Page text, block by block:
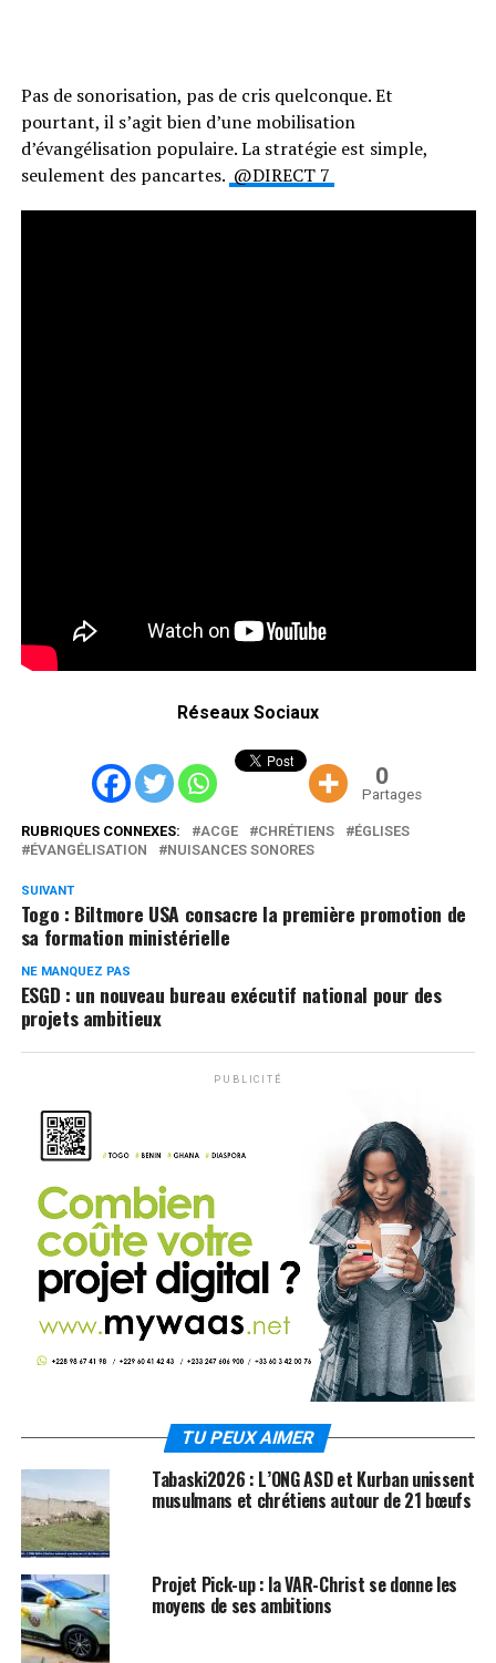
Pas de sonorisation, pas de cris quelconque. Et
pourtant, il s’agit bien d’une mobilisation
d’évangélisation populaire. La stratégie est simple,
seulement des pancartes. @DIRECT 7
Réseaux Sociaux
0
Partages
RUBRIQUES CONNEXES: ACGE CHRÉTIENS
ÉGLISES
ÉVANGÉLISATION
NUISANCES SONORES
SUIVANT
Togo : Biltmore USA consacre la première promotion de
sa formation ministérielle
NE MANQUEZ PAS
ESGD : un nouveau bureau exécutif national pour des
projets ambitieux
PUBLICITÉ
TU PEUX AIMER
Tabaski2026 : L’ONG ASD et Kurban unissent
musulmans et chrétiens autour de 21 bœufs
Projet Pick-up : la VAR-Christ se donne les
moyens de ses ambitions